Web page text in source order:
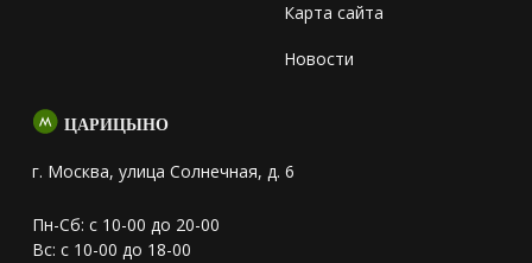
Карта сайта
Новости
ЦАРИЦЫНО
г. Москва, улица Солнечная, д. 6
Пн-Сб: с 10-00 до 20-00
Вс: с 10-00 до 18-00